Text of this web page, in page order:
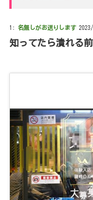
1: 名無しがお送りします
知ってたら潰れる